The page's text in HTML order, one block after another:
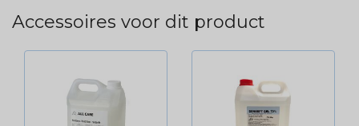
Accessoires voor dit product